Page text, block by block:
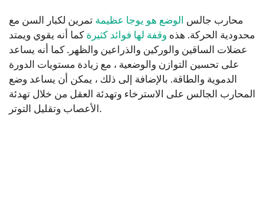
محارب جالس الوضع هو يوجا عظيمة تمرين لكبار السن مع
محدودية الحركة. هذه وقفة لها فوائد كثيرة كما أنه يقوي ويمتد
عضلات الساقين والوركين والذراعين والظهر. كما أنه يساعد
على تحسين التوازن والوضعية ، مع زيادة مستويات الدورة
الدموية والطاقة. بالإضافة إلى ذلك ، يمكن أن يساعد وضع
المحارب الجالس على الاسترخاء وتهدئة العقل من خلال تهدئة
الأعصاب وتقليل التوتر.